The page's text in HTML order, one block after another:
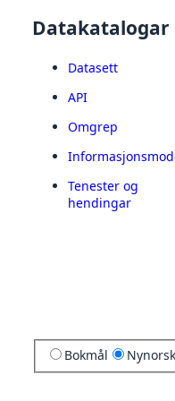
Datakatalogar
Datasett
API
Omgrep
Tenester og
hendingar
Bokmål Nynorsk